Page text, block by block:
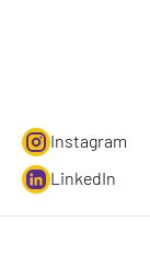
Instagram
LinkedIn